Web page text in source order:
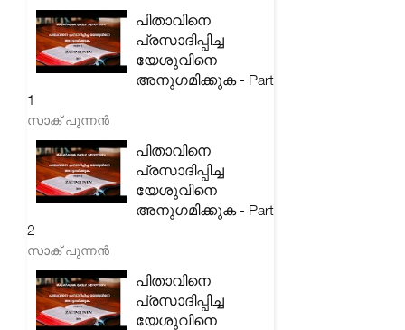
പിതാവിനെ
പ്രസാദിപ്പിച്ച
യേശുവിനെ
അനുഗമിക്കുക - Part
1
സാക് പുന്നൻ
പിതാവിനെ
പ്രസാദിപ്പിച്ച
യേശുവിനെ
അനുഗമിക്കുക - Part
2
സാക് പുന്നൻ
പിതാവിനെ
പ്രസാദിപ്പിച്ച
യേശുവിനെ